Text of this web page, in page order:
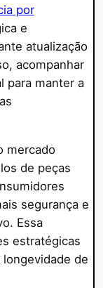
por
e
atualização
acompanhar
para manter a
mercado
de peças
segurança e
Essa
estratégicas
de